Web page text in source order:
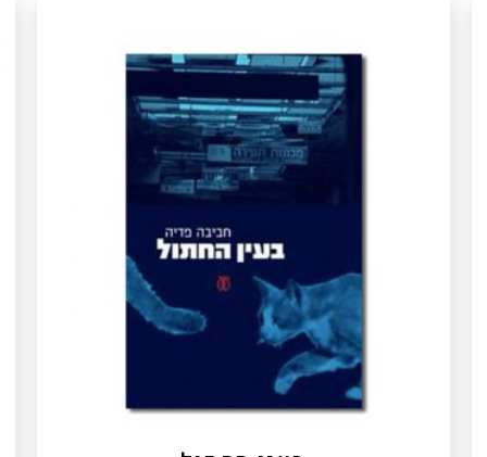
אלינור נוסעת אל איים בים הדרומי עם מענק מחקר
לעבודה גנטית-אנתרופולוגית. הרחק מהריסות חייה, אחרי
מות אמהּ ולאחר גירושיהּ, היא מהופנטת אל חיות,
מיתוסים, שבטיוּת וכוהנות גדולות. המסע הקיצוני אל תוך
המקום הזר מתברר כמסע אל תוך עצמה ואל תוך חייה.
היא מפרקת ובונה מחדש את המשפחה שעזבה ואת
המסע גם למראה המשקפת את תמונת הישראליוּת
שלה, אך בעיקר חושפת את שכבות התודעה שבין
ציוויליזציה נשית לזו הגברית, בין אֵם ומאהבת לבין גבר
ובן, מאבק שהשיח על המערב והמזרח הוא רק הערת
שוליים בו. זוהי יצירה ייחודית בפרוזה הגותית, הכתובה
בתנופת מחשבה יוצאת דופן ומערבת סיפור ופיוט, ריאלי
ופנטסטי, דרשה ומסה, לשון חכמים ולשון יום-יום.